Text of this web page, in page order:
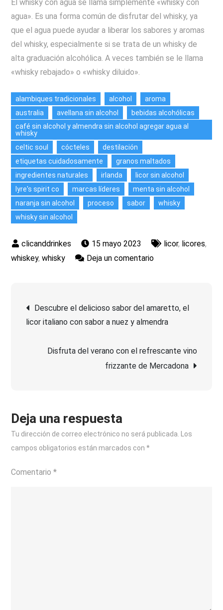
El whisky con agua se llama simplemente «whisky con
agua». Es una forma común de disfrutar del whisky, ya
que el agua puede ayudar a liberar los sabores y aromas
del whisky, especialmente si se trata de un whisky de
alta graduación alcohólica. A veces también se le llama
«whisky rebajado» o «whisky diluido».
alambiques tradicionales alcohol
aroma
australia
avellana sin alcohol
bebidas alcohólicas
café sin alcohol y almendra sin alcohol agregar agua al
whisky
celtic soul
cócteles
destilación
etiquetas cuidadosamente
granos maltados
ingredientes naturales
irlanda
licor sin alcohol
lyre's spirit co
marcas líderes
menta sin alcohol
naranja sin alcohol
proceso sabor
whisky
whisky sin alcohol
15 mayo 2023 licor, licores,
whiskey,whisky Deja un comentarioen
auténtico:
Descubre
opciones
de
Navegación
de
entradas
Descubre el delicioso sabor del amaretto, el
licor italiano con sabor a nuez y almendra
Disfruta del verano con el refrescante vino
frizzante de Mercadona
Deja una respuesta
Tu dirección de correo electrónico no será publicada.
Los
campos obligatorios están marcados con*
Comentario*